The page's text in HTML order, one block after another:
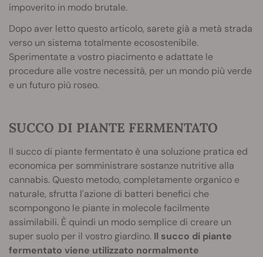
impoverito in modo brutale.
Dopo aver letto questo articolo, sarete già a metà strada
verso un sistema totalmente ecosostenibile.
Sperimentate a vostro piacimento e adattate le
procedure alle vostre necessità, per un mondo più verde
e un futuro più roseo.
SUCCO DI PIANTE FERMENTATO
Il succo di piante fermentato è una soluzione pratica ed
economica per somministrare sostanze nutritive alla
cannabis. Questo metodo, completamente organico e
naturale, sfrutta l'azione di batteri benefici che
scompongono le piante in molecole facilmente
assimilabili. È quindi un modo semplice di creare un
super suolo per il vostro giardino. Il succo di piante
fermentato viene utilizzato normalmente